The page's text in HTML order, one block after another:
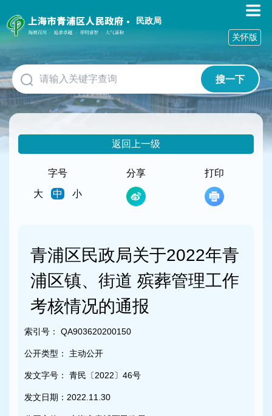
障
碍
作
说
明
跳
到
网
民政局
搜一下
关怀版
返回上一级
字号
大
中 小
分享 打印
青浦区民政局关于2022年青
浦区镇、街道 殡葬管理工作
考核情况的通报
索引号： QA903620200150
公开类型： 主动公开
发文字号： 青民〔2022〕46号
发文日期： 2022.11.30